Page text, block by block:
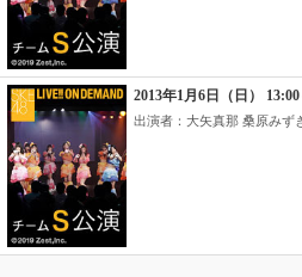
2013年1月6日（日）
出演者：大矢真那 桑原みず